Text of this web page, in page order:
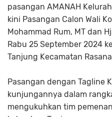
pasangan AMANAH
kini Pasangan Calon Wali
Mohammad Rum, MT dan
Rabu 25 September 2024
Tanjung Kecamatan
Pasangan dengan Tagline
kunjungannya dalam
mengukuhkan tim